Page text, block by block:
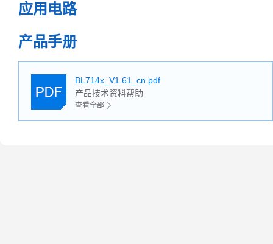
应用电路
产品手册
BL714x_V1.61_cn.pdf
产品技术资料帮助
查看全部